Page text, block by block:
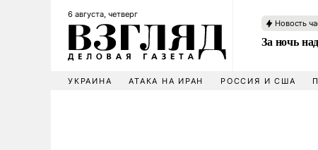
6 августа, четверг
Новость
За ночь
УКРАИНА АТАКА НА ИРАН РОССИЯ И США